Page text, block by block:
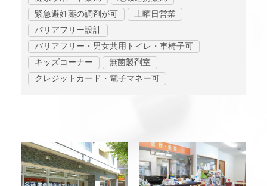
緊急避妊薬の調剤が可
土曜日営業
バリアフリー設計
バリアフリー・男女共用トイレ・車椅子可
キッズコーナー
無菌製剤室
クレジットカード・電子マネー可